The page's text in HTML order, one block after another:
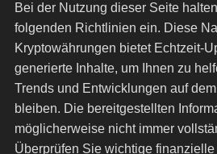
Bei der Nutzung dieser Seite
folgenden Richtlinien ein. Diese
Kryptowährungen bietet Echtzeit-
generierte Inhalte, um Ihnen zu
Trends und Entwicklungen auf
bleiben. Die bereitgestellten
möglicherweise nicht immer
Überprüfen Sie wichtige